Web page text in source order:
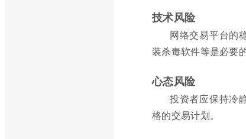
技术风险
网络交易平台的
装杀毒软件等是必要
心态风险
投资者应保持冷
格的交易计划。